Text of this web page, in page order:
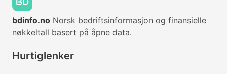
bdinfo.no Norsk bedriftsinformasjon og finansielle
nøkkeltall basert på åpne data.
Hurtiglenker